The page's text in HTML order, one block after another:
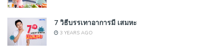
7 วิธีบรรเทาอาการมี เสมหะ
3 YEARS AGO